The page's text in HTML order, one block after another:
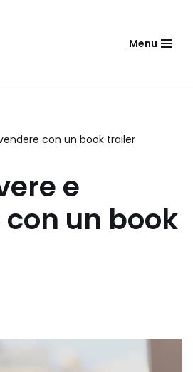
Menu
con un book trailer
e
un book